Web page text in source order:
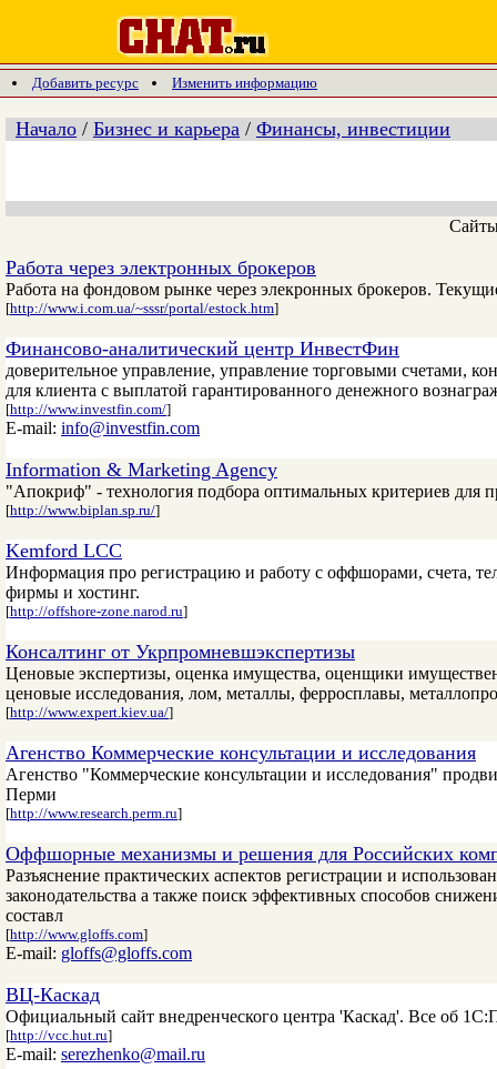
Добавить ресурс Изменить информацию
Начало / Бизнес и карьера / Финансы, инвестиции
Работа через электронных брокеров
Работа на фондовом рынке через элекронных брокеров.
[http://www.i.com.ua/~sssr/portal/estock.htm]
Финансово-аналитический центр ИнвестФин
доверительное управление, управление торговыми счетами,
для клиента с выплатой гарантированного денежного
[http://www.investfin.com/]
E-mail: info@investfin.com
Information & Marketing Agency
"Апокриф" - технология подбора оптимальных критериев для
[http://www.biplan.sp.ru/]
Kemford LCC
Информация про регистрацию и работу с оффшорами, счета,
фирмы и хостинг.
[http://offshore-zone.narod.ru]
Консалтинг от Укрпромневшэкспертизы
Ценовые экспертизы, оценка имущества, оценщики
ценовые исследования, лом, металлы, ферросплавы,
[http://www.expert.kiev.ua/]
Агенство Коммерческие консультации и исследования
Агенство "Коммерческие консультации и исследования"
Перми
[http://www.research.perm.ru]
Оффшорные механизмы и решения для Российских
Разъяснение практических аспектов регистрации и
законодательства а также поиск эффективных способов
составл
[http://www.gloffs.com]
E-mail: gloffs@gloffs.com
ВЦ-Каскад
Официальный сайт внедренческого центра 'Каскад'. Все об
[http://vcc.hut.ru]
E-mail: serezhenko@mail.ru